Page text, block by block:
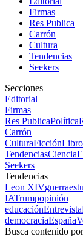
Firmas
Res Publica
Carrón
Cultura
Tendencias
Seekers
Secciones
Editorial
Firmas
Res PublicaPolítica
Carrón
CulturaFicción
TendenciasCiencia
Seekers
Tendencias
Leon XIVguerra
IATrumpopinión
educaciónEntrevista
democraciaEspaña
Busca contenido